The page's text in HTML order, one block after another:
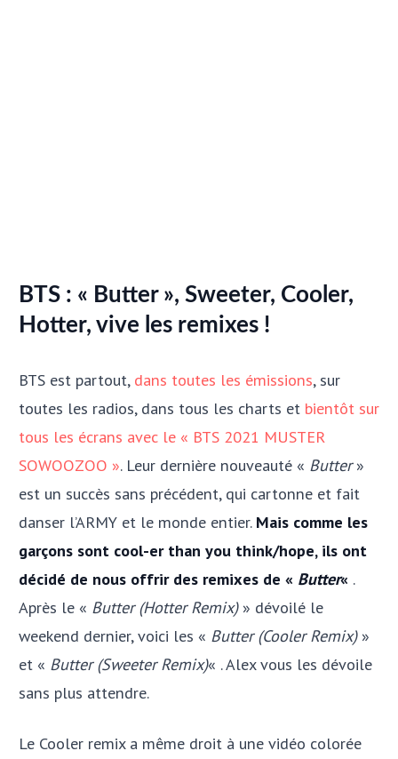
BTS : « Butter », Sweeter, Cooler,
Hotter, vive les remixes !
BTS est partout, dans toutes les émissions, sur
toutes les radios, dans tous les charts et bientôt sur
tous les écrans avec le « BTS 2021 MUSTER
SOWOOZOO ». Leur dernière nouveauté « Butter»
est un succès sans précédent, qui cartonne et fait
danser l’ARMY et le monde entier. Mais comme les
garçons sont cool-er than you think/hope, ils ont
décidé de nous offrir des remixes de « Butter« .
Après le « Butter (Hotter Remix)» dévoilé le
weekend dernier, voici les « Butter (Cooler Remix)»
et « Butter (Sweeter Remix)« . Alex vous les dévoile
sans plus attendre.
Le Cooler remix a même droit à une vidéo colorée